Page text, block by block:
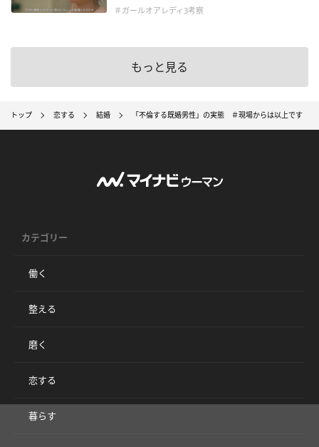
＃ガールオアレディ3考察
もっと見る
トップ 恋する 結婚 「不倫する既婚男性」の実態 ＃現場からは以上です
カテゴリー
働く
整える
磨く
恋する
暮らす